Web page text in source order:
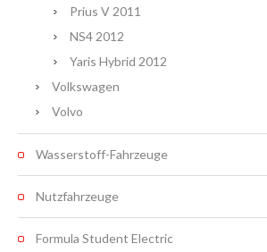
Prius V 2011
NS4 2012
Yaris Hybrid 2012
Volkswagen
Volvo
Wasserstoff-Fahrzeuge
Nutzfahrzeuge
Formula Student Electric